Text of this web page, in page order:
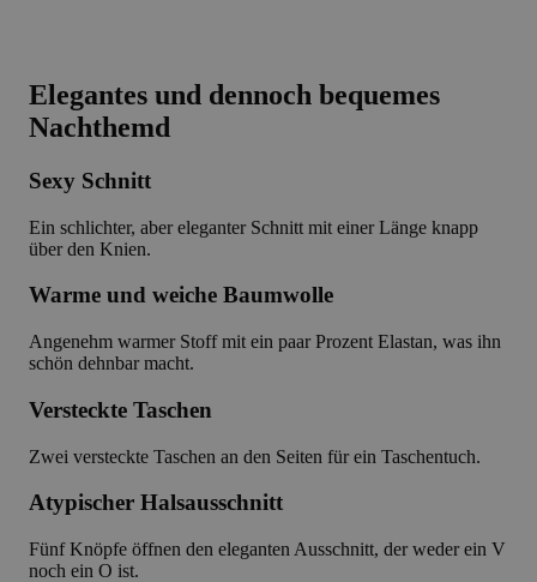
Elegantes und dennoch bequemes
Nachthemd
Sexy Schnitt
Ein schlichter, aber eleganter Schnitt mit einer Länge knapp
über den Knien.
Warme und weiche Baumwolle
Angenehm warmer Stoff mit ein paar Prozent Elastan, was ihn
schön dehnbar macht.
Versteckte Taschen
Zwei versteckte Taschen an den Seiten für ein Taschentuch.
Atypischer Halsausschnitt
Fünf Knöpfe öffnen den eleganten Ausschnitt, der weder ein V
noch ein O ist.